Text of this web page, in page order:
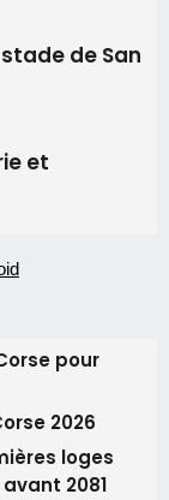
pour
2026
2081
par une